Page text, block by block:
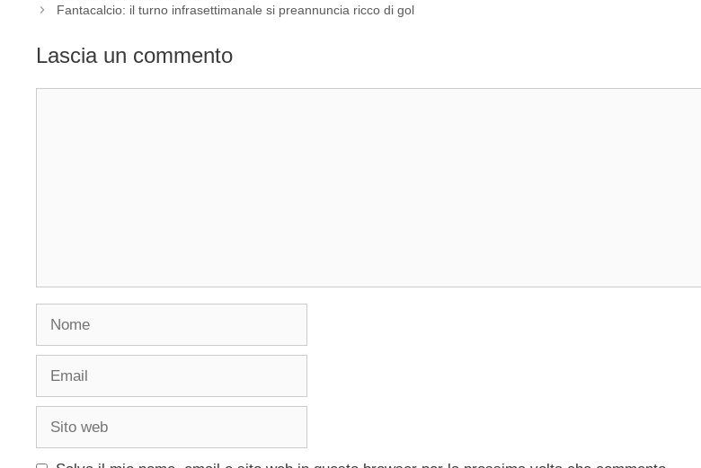
Fantacalcio: il turno infrasettimanale si preannuncia ricco di gol
Lascia un commento
Nome
Email
Sito